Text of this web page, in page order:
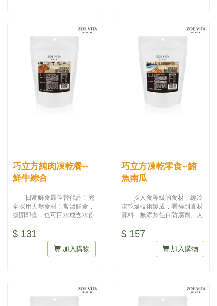
巧立方純肉凍乾餐--
鮮牛綜合
日常鮮食最佳替代品！完
全採用天然食材！常溫鮮食，
撕開即食，也可回水成含水份
$ 131
加入購物
巧立方凍乾零食--鮪
魚南瓜
採人食等級的食材，經冷
凍乾燥技術製成，看得到真材
實料，無添加任何防腐劑、人
為最...
$ 157
加入購物